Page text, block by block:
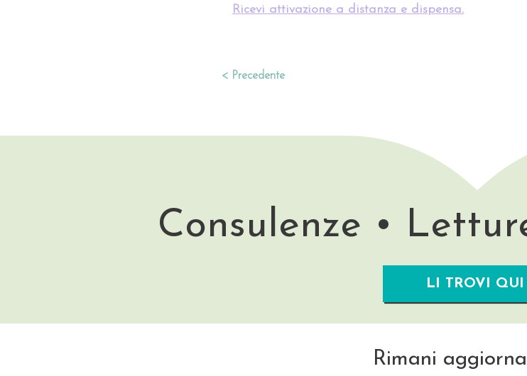
Ricevi attivazione a distanza e dispensa.
< Precedente
Consulenze •
LI TROVI QUI
Rimani